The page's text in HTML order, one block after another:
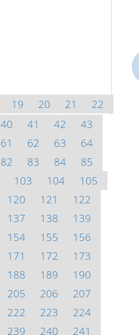
19 20 21
22
40 41 42
43
61 62 63
64
82 83 84
85
103 104
105
120 121
122
137 138
139
154 155
156
171 172
173
188 189
190
205 206
207
222 223
224
239 240 241